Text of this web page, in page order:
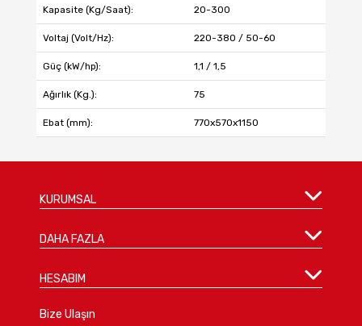
Kapasite (Kg/Saat): 20-300
Voltaj (Volt/Hz): 220-380 / 50-60
Güç (kW/hp): 1,1 / 1,5
Ağırlık (Kg.): 75
Ebat (mm): 770x570x1150
KURUMSAL
DAHA FAZLA
HESABIM
Bize Ulaşın